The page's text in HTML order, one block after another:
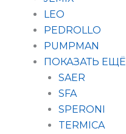
LEO
PEDROLLO
PUMPMAN
ПОКАЗАТЬ ЕЩЁ
SAER
SFA
SPERONI
TERMICA